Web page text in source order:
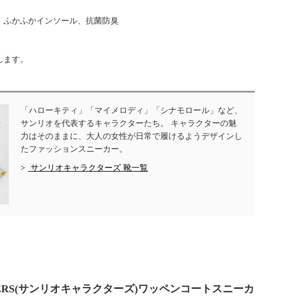
かふかインソール、抗菌防臭
す。
「ハローキティ」「マイメロディ」「シナモロール」など、
サンリオを代表するキャラクターたち。 キャラクターの魅
力はそのままに、大人の女性が日常で履けるようデザインし
たファッションスニーカー。
サンリオキャラクターズ 靴一覧
サンリオキャラクターズ)ワッペンコートスニーカ